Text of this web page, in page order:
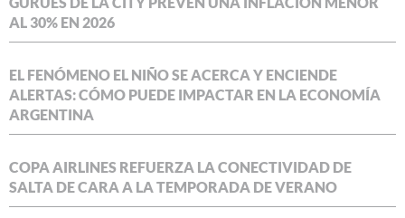
AL 30% EN 2026
EL FENÓMENO EL NIÑO SE ACERCA Y ENCIENDE
ALERTAS: CÓMO PUEDE IMPACTAR EN LA ECONOMÍA
ARGENTINA
COPA AIRLINES REFUERZA LA CONECTIVIDAD DE
SALTA DE CARA A LA TEMPORADA DE VERANO